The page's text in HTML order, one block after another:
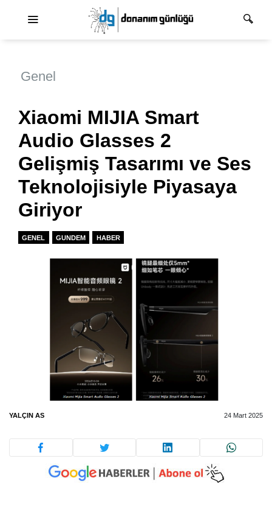
Genel
Xiaomi MIJIA Smart
Audio Glasses 2
Gelişmiş Tasarımı ve Ses
Teknolojisiyle Piyasaya
Giriyor
GENEL GUNDEM HABER
YALÇIN AS 24 Mart 2025